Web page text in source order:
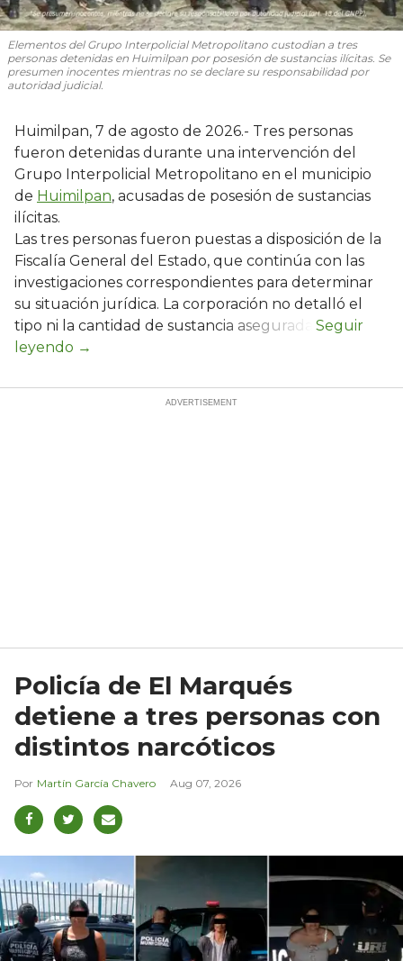
Elementos del Grupo Interpolicial Metropolitano custodian a tres
personas detenidas en Huimilpan por posesión de sustancias ilícitas. Se
presumen inocentes mientras no se declare su responsabilidad por
autoridad judicial.
Huimilpan, 7 de agosto de 2026.- Tres personas
fueron detenidas durante una intervención del
Grupo Interpolicial Metropolitano en el municipio
de Huimilpan, acusadas de posesión de sustancias
ilícitas.
Las tres personas fueron puestas a disposición de la
Fiscalía General del Estado, que continúa con las
investigaciones correspondientes para determinar
su situación jurídica. La corporación no detalló el
tipo ni la cantidad de sustancia asegurada.
Policía de El Marqués
detiene a tres personas con
distintos narcóticos
Martín García Chavero Aug 07, 2026